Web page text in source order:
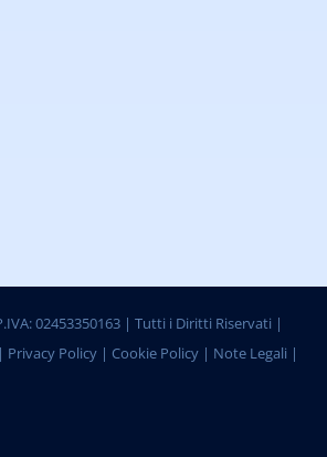
02453350163 | Tutti i Diritti Riservati |
Privacy Policy| Cookie Policy| Note Legali |